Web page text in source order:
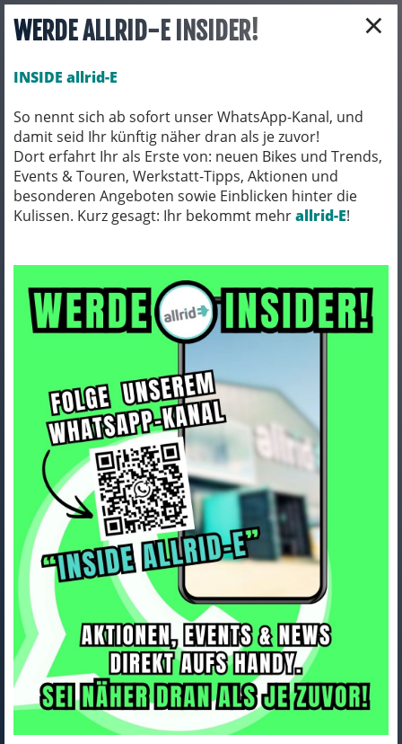
×
WERDE ALLRID-E INSIDER!
INSIDE allrid-E
So nennt sich ab sofort unser WhatsApp-Kanal, und
damit seid Ihr künftig näher dran als je zuvor!
Dort erfahrt Ihr als Erste von: neuen Bikes und Trends,
Events & Touren, Werkstatt-Tipps, Aktionen und
besonderen Angeboten sowie Einblicken hinter die
Kulissen. Kurz gesagt: Ihr bekommt mehrallrid-E!
Toggle navigation
FAHRRADZUBEHÖR PACKTASCHEN / ORTLIEB
ORTLIEB Handlebar-Pack QR
dark sand